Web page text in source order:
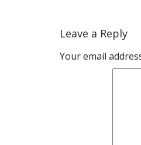
Leave a Reply
Your email